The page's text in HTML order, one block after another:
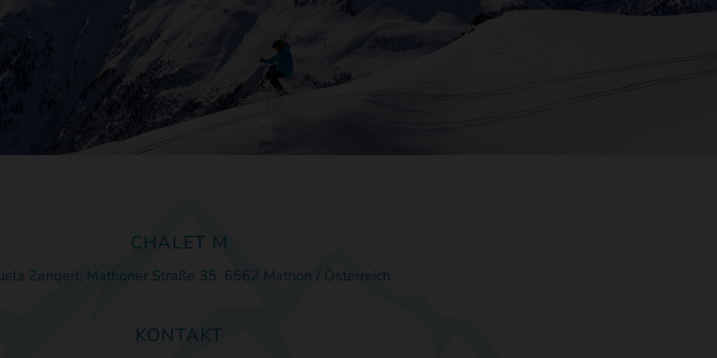
CHALET M
Zangerl, Mathoner Straße 35, 6562 Mathon / Österreich
KONTAKT